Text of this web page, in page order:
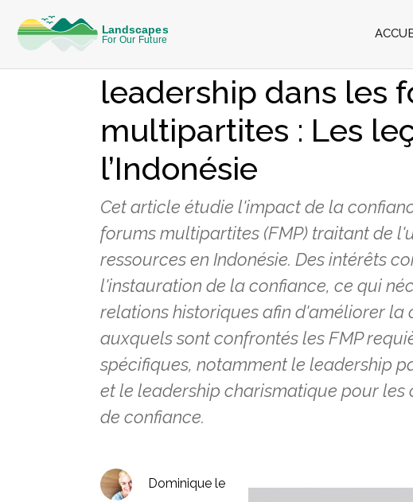
Renforcement de la
leadership dans les
multipartites : Les
l’Indonésie
Cet article étudie l'impact de la
forums multipartites (FMP) traitant de
ressources en Indonésie. Des intérêts
l'instauration de la confiance, ce qui
relations historiques afin d'améliorer la
auxquels sont confrontés les FMP
spécifiques, notamment le leadership
et le leadership charismatique pour
de confiance.
Dominique le